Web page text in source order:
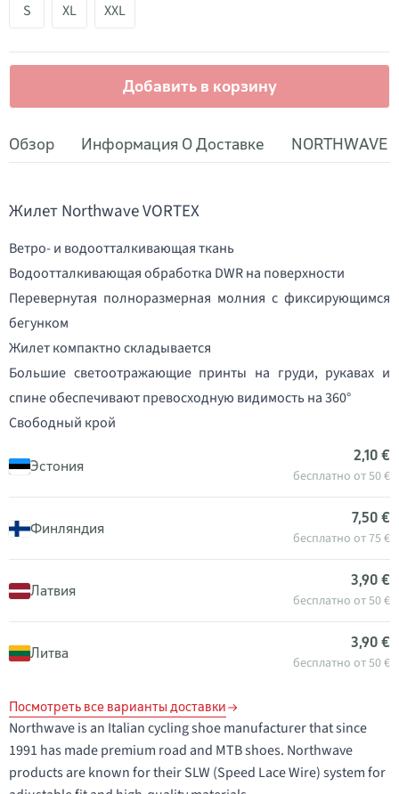
S XL XXL
Добавить в корзину
Обзор Информация О Доставке NORTHWAVE
Жилет Northwave VORTEX
Ветро- и водоотталкивающая ткань
Водоотталкивающая обработка DWR на поверхности
Перевернутая полноразмерная молния с фиксирующимся
бегунком
Жилет компактно складывается
Большие светоотражающие принты на груди, рукавах и
спине обеспечивают превосходную видимость на 360°
Свободный крой
Эстония
2,10 €
бесплатно от 50 €
Финляндия
7,50 €
бесплатно от 75 €
Латвия
3,90 €
бесплатно от 50 €
Литва
3,90 €
бесплатно от 50 €
Посмотреть все варианты доставки
Northwave is an Italian cycling shoe manufacturer that since
1991 has made premium road and MTB shoes. Northwave
products are known for their SLW (Speed Lace Wire) system for